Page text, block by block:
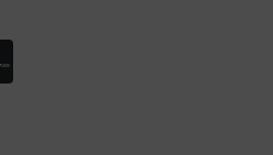
klicken, findet die